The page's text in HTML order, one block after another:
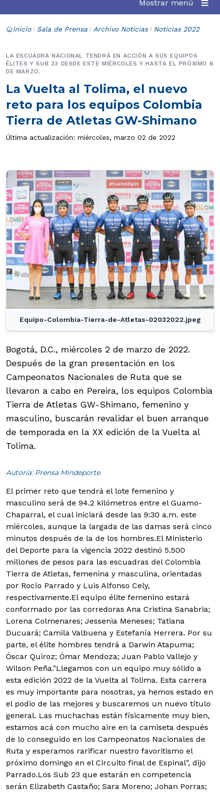
Mostrar menú
Inicio Sala de Prensa Archivo Noticias Noticias 2022
La Vuelta al Tolima, el nuevo
reto para los equipos Colombia
Tierra de Atletas GW-Shimano
LA ESCUADRA NACIONAL TENDRÁ EN ACCIÓN A SUS EQUIPOS
ÉLITES Y SUB 23 DESDE ESTE MIÉRCOLES Y HASTA EL PRÓXIMO 6
DE MARZO.
Última actualización: miércoles, marzo 02 de 2022
Equipo-Colombia-Tierra-de-Atletas-02032022.jpeg
Bogotá, D.C., miércoles 2 de marzo de 2022.
Después de la gran presentación en los
Campeonatos Nacionales de Ruta que se
llevaron a cabo en Pereira, los equipos Colombia
Tierra de Atletas GW-Shimano, femenino y
masculino, buscarán revalidar el buen arranque
de temporada en la XX edición de la Vuelta al
Tolima.
Autoría: Prensa Mindeporte
El primer reto que tendrá el lote femenino y
masculino será de 94.2 kilómetros entre el Guamo-
Chaparral, el cual iniciará desde las 9:30 a.m. este
miércoles, aunque la largada de las damas será cinco
minutos después de la de los hombres.El Ministerio
del Deporte para la vigencia 2022 destinó 5.500
millones de pesos para las escuadras del Colombia
Tierra de Atletas, femenina y masculina, orientadas
por Rocío Parrado y Luis Alfonso Cely,
respectivamente.El equipo élite femenino estará
conformado por las corredoras Ana Cristina Sanabria;
Lorena Colmenares; Jessenia Meneses; Tatiana
Ducuará; Camila Valbuena y Estefanía Herrera. Por su
parte, el élite hombres tendrá a Darwin Atapuma;
Óscar Quiroz; Ómar Mendoza; Juan Pablo Vallejo y
Wilson Peña."Llegamos con un equipo muy sólido a
esta edición 2022 de la Vuelta al Tolima. Esta carrera
es muy importante para nosotras, ya hemos estado en
el podio de las mejores y buscaremos un nuevo título
general. Las muchachas están físicamente muy bien,
estamos acá con mucho aire en la camiseta después
de lo conseguido en los Campeonatos Nacionales de
Ruta y esperamos rarificar nuestro favoritismo el
próximo domingo en el Circuito final de Espinal", dijo
Parrado.Los Sub 23 que estarán en competencia
serán Elizabeth Castaño; Sara Moreno; Johan Porras;